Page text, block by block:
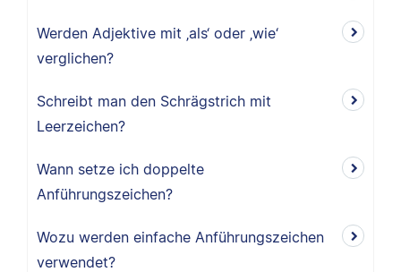
Werden Adjektive mit ‚als‘ oder ‚wie‘
verglichen?
Schreibt man den Schrägstrich mit
Leerzeichen?
Wann setze ich doppelte
Anführungszeichen?
Wozu werden einfache Anführungszeichen
verwendet?